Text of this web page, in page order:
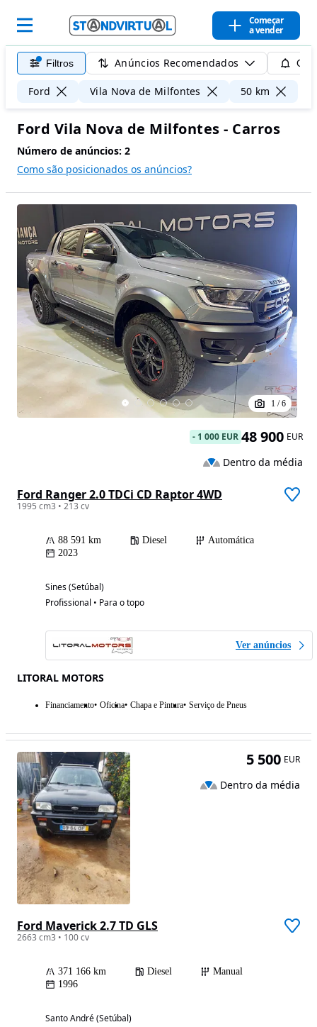
Começar
a vender
Filtros Anúncios Recomendados
Ford Vila Nova de Milfontes 50 km
Ford Vila Nova de Milfontes - Carros
Número de anúncios: 2
Como são posicionados os anúncios?
1 /6
Ford Ranger 2.0 TDCi CD Raptor 4WD
1995 cm3 • 213 cv
88 591 km Diesel
Automática
2023
Sines (Setúbal)
Profissional • Para o topo
Ver anúncios
LITORAL MOTORS
Financiamento Oficina Chapa e Pintura Serviço de Pneus
- 1 000 EUR 48 900 EUR
Dentro da média
Ford Maverick 2.7 TD GLS
2663 cm3 • 100 cv
371 166 km Diesel
Manual
1996
Santo André (Setúbal)
5 500 EUR
Dentro da média